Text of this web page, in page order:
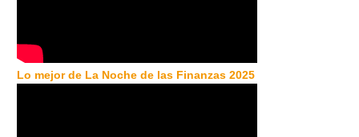
Lo mejor de La Noche de las Finanzas 2025